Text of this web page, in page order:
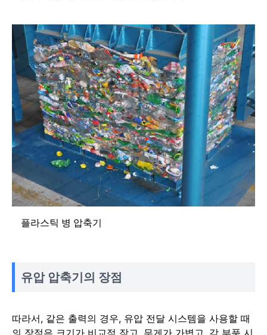
플라스틱 병 압축기
유압 압축기의 장점
따라서, 같은 출력의 경우, 유압 전달 시스템을 사용할 때
의 장점은 크기가 비교적 작고, 무게가 가볍고, 각 부품 시